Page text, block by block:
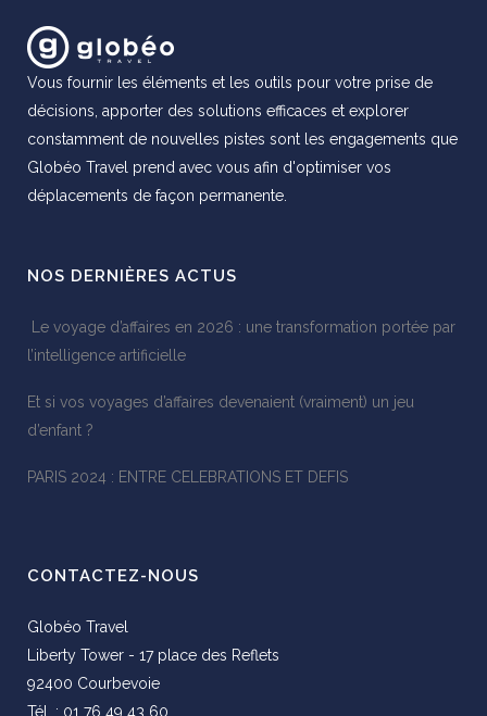
Vous fournir les éléments et les outils pour votre prise de
décisions, apporter des solutions efficaces et explorer
constamment de nouvelles pistes sont les engagements que
Globéo Travel prend avec vous afin d'optimiser vos
déplacements de façon permanente.
NOS DERNIÈRES ACTUS
Le voyage d’affaires en 2026 : une transformation portée par
l’intelligence artificielle
Et si vos voyages d’affaires devenaient (vraiment) un jeu
d’enfant ?
PARIS 2024 : ENTRE CELEBRATIONS ET DEFIS
CONTACTEZ-NOUS
Globéo Travel
Liberty Tower - 17 place des Reflets
92400 Courbevoie
Tél. : 01 76 49 43 60